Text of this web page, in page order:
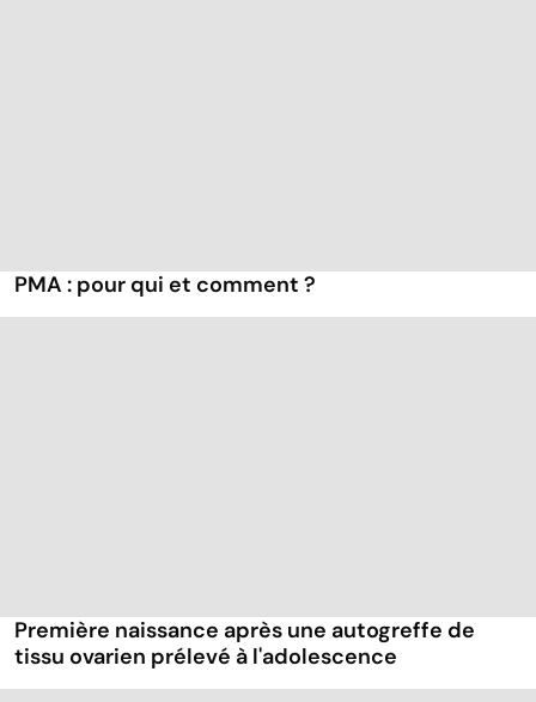
PMA : pour qui et comment ?
Première naissance après une autogreffe de
tissu ovarien prélevé à l'adolescence